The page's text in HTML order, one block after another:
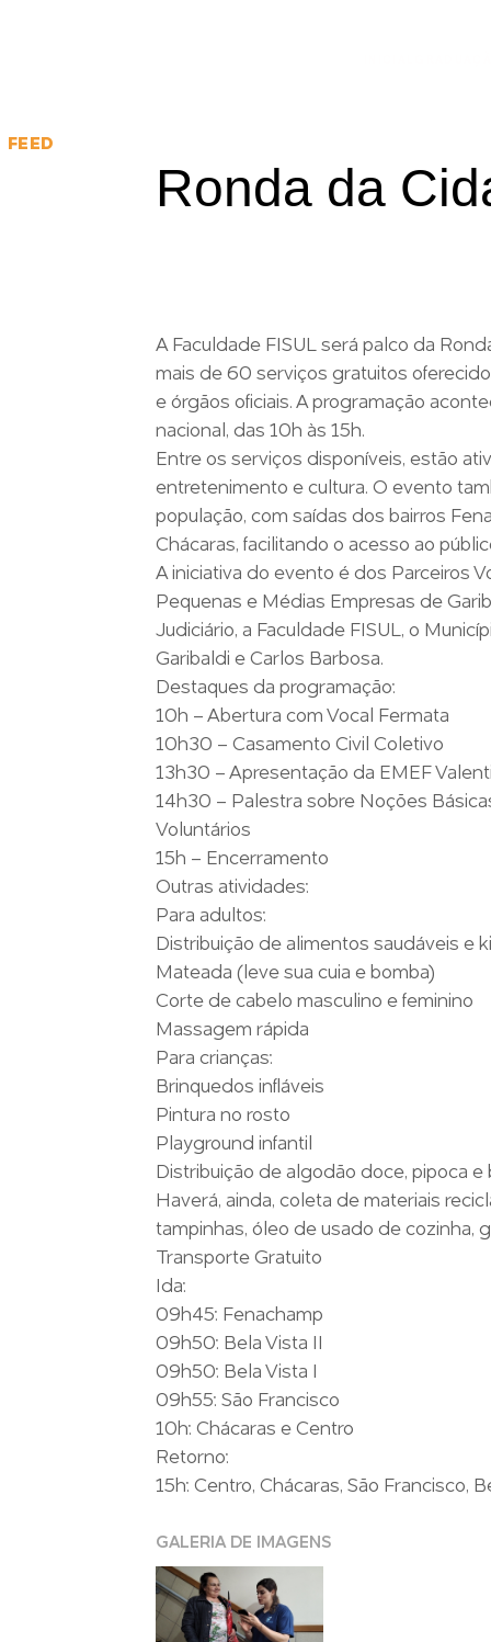
FEED
Ronda da
A Faculdade FISUL será palco da
mais de 60 serviços gratuitos
e órgãos oficiais. A programação
nacional, das 10h às 15h.
Entre os serviços disponíveis, estão
entretenimento e cultura. O evento
população, com saídas dos bairros
Chácaras, facilitando o acesso ao
A iniciativa do evento é dos Parceiros
Pequenas e Médias Empresas de
Judiciário, a Faculdade FISUL, o
Garibaldi e Carlos Barbosa.
Destaques da programação:
10h – Abertura com Vocal Fermata
10h30 – Casamento Civil Coletivo
13h30 – Apresentação da EMEF
14h30 – Palestra sobre Noções
Voluntários
15h – Encerramento
Outras atividades:
Para adultos:
Distribuição de alimentos saudáveis e
Mateada (leve sua cuia e bomba)
Corte de cabelo masculino e feminino
Massagem rápida
Para crianças:
Brinquedos infláveis
Pintura no rosto
Playground infantil
Distribuição de algodão doce, pipoca e
Haverá, ainda, coleta de materiais
tampinhas, óleo de usado de cozinha,
Transporte Gratuito
Ida:
09h45: Fenachamp
09h50: Bela Vista II
09h50: Bela Vista I
09h55: São Francisco
10h: Chácaras e Centro
Retorno:
15h: Centro, Chácaras, São Francisco,
GALERIA DE IMAGENS